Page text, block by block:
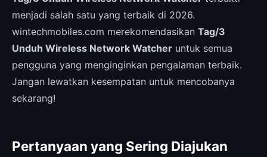
menjadi salah satu yang terbaik di 2026.
wintechmobiles.com merekomendasikan Tag/3
Unduh Wireless Network Watcher untuk semua
pengguna yang menginginkan pengalaman terbaik.
Jangan lewatkan kesempatan untuk mencobanya
sekarang!
Pertanyaan yang Sering Diajukan